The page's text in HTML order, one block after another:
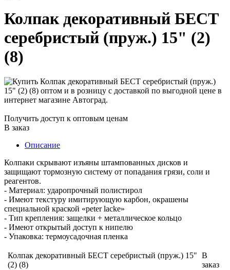
Колпак декоративный БЕСТ
серебристый (пруж.) 15" (2)
(8)
Получить доступ к оптовым ценам
В заказ
Описание
Колпаки скрывают изъяны штампованных дисков и
защищают тормозную систему от попадания грязи, соли и
реагентов.
- Материал: ударопрочный полистирол
- Имеют текстуру имитирующую карбон, окрашены
специальной краской «peter lacke»
- Тип крепления: защелки + металлическое кольцо
- Имеют открытый доступ к нипелю
- Упаковка: термоусадочная пленка
Колпак декоративный БЕСТ серебристый (пруж.) 15"
(2) (8)
В
заказ